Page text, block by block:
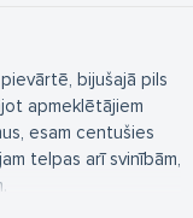
bijušajā pils
apmeklētājiem
esam centušies
telpas arī svinībām,
dārzu un āra